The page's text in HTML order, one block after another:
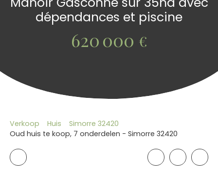
dépendances et piscine
620 000 €
Verkoop Huis
Simorre 32420
Oud huis te koop, 7 onderdelen - Simorre 32420